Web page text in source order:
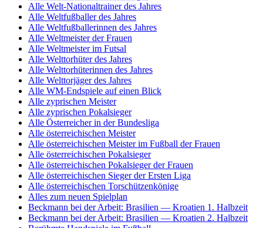
Alle Welt-Nationaltrainer des Jahres
Alle Weltfußballer des Jahres
Alle Weltfußballerinnen des Jahres
Alle Weltmeister der Frauen
Alle Weltmeister im Futsal
Alle Welttorhüter des Jahres
Alle Welttorhüterinnen des Jahres
Alle Welttorjäger des Jahres
Alle WM-Endspiele auf einen Blick
Alle zyprischen Meister
Alle zyprischen Pokalsieger
Alle Österreicher in der Bundesliga
Alle österreichischen Meister
Alle österreichischen Meister im Fußball der Frauen
Alle österreichischen Pokalsieger
Alle österreichischen Pokalsieger der Frauen
Alle österreichischen Sieger der Ersten Liga
Alle österreichischen Torschützenkönige
Alles zum neuen Spielplan
Beckmann bei der Arbeit: Brasilien — Kroatien 1. Halbzeit
Beckmann bei der Arbeit: Brasilien — Kroatien 2. Halbzeit